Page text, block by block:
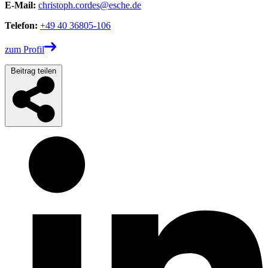
E-Mail: christoph.cordes@esche.de
Telefon: +49 40 36805-106
zum Profil
Beitrag teilen